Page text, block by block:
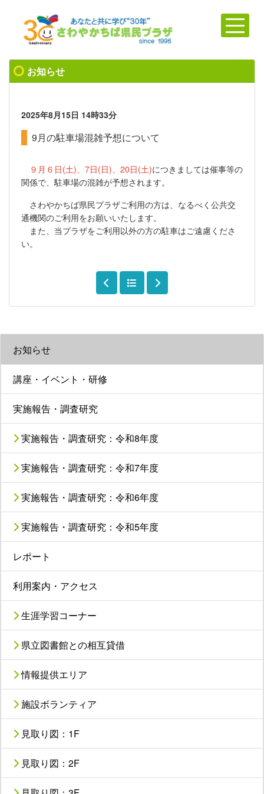
お知らせ
講座・イベント・研修
実施報告・調査研究
実施報告・調査研究：令和8年度
実施報告・調査研究：令和7年度
実施報告・調査研究：令和6年度
実施報告・調査研究：令和5年度
レポート
利用案内・アクセス
生涯学習コーナー
県立図書館との相互貸借
情報提供エリア
施設ボランティア
見取り図：1F
見取り図：2F
お知らせ
2025年8月15日 14時33分
9月の駐車場混雑予想について
９月６日(土)、7日(日)、20日(土)につきましては催事等の
関係で、駐車場の混雑が予想されます。
さわやかちば県民プラザご利用の方は、なるべく公共交
通機関のご利用をお願いいたします。
また、当プラザをご利用以外の方の駐車はご遠慮くださ
い。